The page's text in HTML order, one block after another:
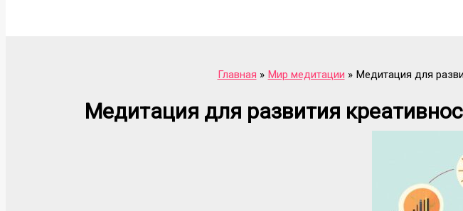
Главная Мир медитации Медитация для
Медитация для развития